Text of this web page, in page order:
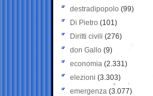
destradipopolo (99)
Di Pietro (101)
Diritti civili (276)
don Gallo (9)
economia (2.331)
elezioni (3.303)
emergenza (3.077)